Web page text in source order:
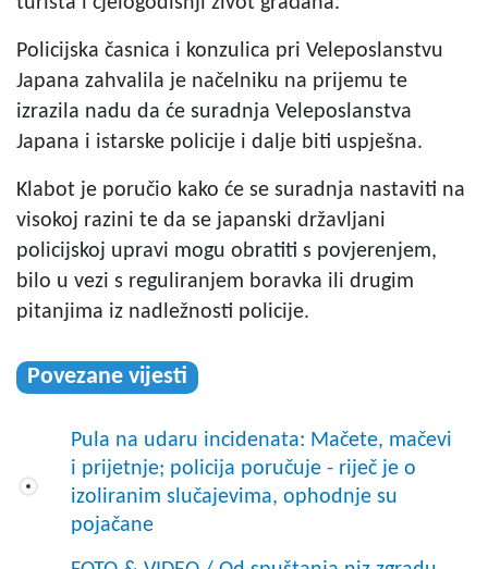
Policijska časnica i konzulica pri Veleposlanstvu
Japana zahvalila je načelniku na prijemu te
izrazila nadu da će suradnja Veleposlanstva
Japana i istarske policije i dalje biti uspješna.
Klabot je poručio kako će se suradnja nastaviti na
visokoj razini te da se japanski državljani
policijskoj upravi mogu obratiti s povjerenjem,
bilo u vezi s reguliranjem boravka ili drugim
pitanjima iz nadležnosti policije.
Povezane vijesti
Pula na udaru incidenata: Mačete, mačevi
i prijetnje; policija poručuje - riječ je o
izoliranim slučajevima, ophodnje su
pojačane